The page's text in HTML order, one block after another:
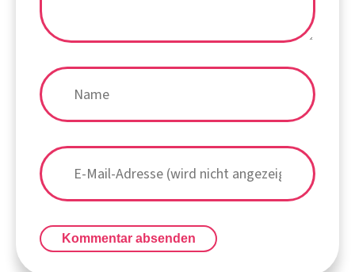
Kommentar absenden